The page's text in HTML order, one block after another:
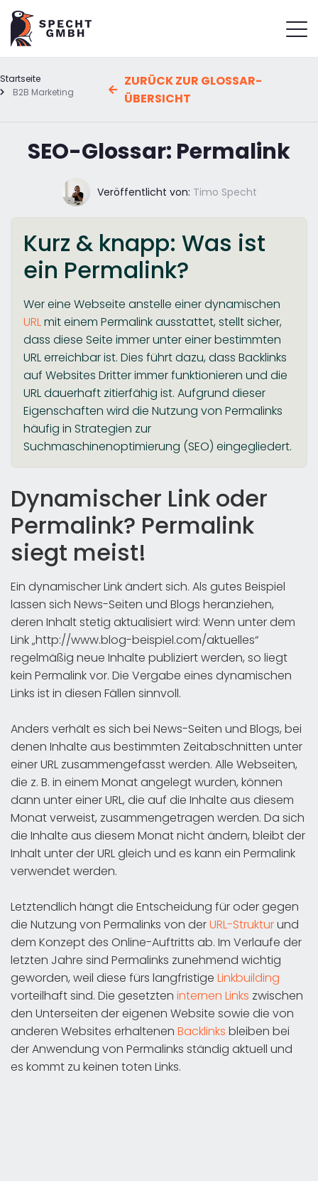
Startseite
B2B Marketing
ZURÜCK ZUR GLOSSAR-
ÜBERSICHT
SEO-Glossar: Permalink
Veröffentlicht von: Timo Specht
Kurz & knapp: Was ist
ein Permalink?
Wer eine Webseite anstelle einer dynamischen
URLmit einem Permalink ausstattet, stellt sicher,
dass diese Seite immer unter einer bestimmten
URL erreichbar ist. Dies führt dazu, dass Backlinks
auf Websites Dritter immer funktionieren und die
URL dauerhaft zitierfähig ist. Aufgrund dieser
Eigenschaften wird die Nutzung von Permalinks
häufig in Strategien zur
Suchmaschinenoptimierung (SEO) eingegliedert.
Dynamischer Link oder
Permalink? Permalink
siegt meist!
Ein dynamischer Link ändert sich. Als gutes Beispiel
lassen sich News-Seiten und Blogs heranziehen,
deren Inhalt stetig aktualisiert wird: Wenn unter dem
Link „http://www.blog-beispiel.com/aktuelles“
regelmäßig neue Inhalte publiziert werden, so liegt
kein Permalink vor. Die Vergabe eines dynamischen
Links ist in diesen Fällen sinnvoll.
Anders verhält es sich bei News-Seiten und Blogs, bei
denen Inhalte aus bestimmten Zeitabschnitten unter
einer URL zusammengefasst werden. Alle Webseiten,
die z. B. in einem Monat angelegt wurden, können
dann unter einer URL, die auf die Inhalte aus diesem
Monat verweist, zusammengetragen werden. Da sich
die Inhalte aus diesem Monat nicht ändern, bleibt der
Inhalt unter der URL gleich und es kann ein Permalink
verwendet werden.
Letztendlich hängt die Entscheidung für oder gegen
die Nutzung von Permalinks von derURL-Strukturund
dem Konzept des Online-Auftritts ab. Im Verlaufe der
letzten Jahre sind Permalinks zunehmend wichtig
geworden, weil diese fürs langfristige Linkbuilding
vorteilhaft sind. Die gesetzten internen Links zwischen
den Unterseiten der eigenen Website sowie die von
anderen Websites erhaltenen Backlinks bleiben bei
der Anwendung von Permalinks ständig aktuell und
es kommt zu keinen toten Links.